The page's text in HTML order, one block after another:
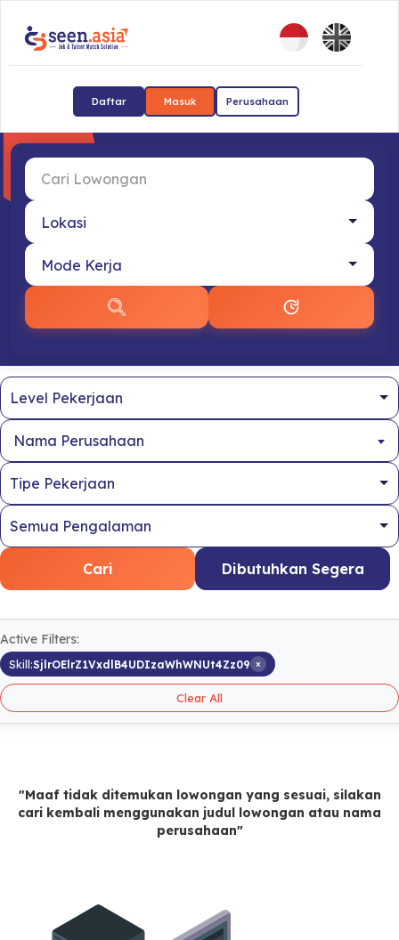
Daftar Masuk Perusahaan
Nama Perusahaan
Cari Dibutuhkan Segera
Active Filters:
Skill:SjlrOElrZ1VxdlB4UDIzaWhWNUt4Zz09 ×
Clear All
"Maaf tidak ditemukan lowongan yang sesuai, silakan
cari kembali menggunakan judul lowongan atau nama
perusahaan"